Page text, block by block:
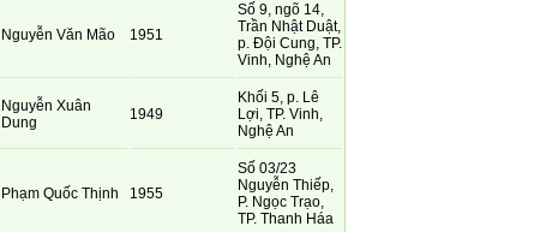
Nguyễn Văn Mão 1951
Số 9, ngõ 14,
Trần Nhật Duật,
p. Đội Cung, TP.
Vinh, Nghệ An
Nguyễn Xuân
Dung
1949
Khối 5, p. Lê
Lợi, TP. Vinh,
Nghệ An
Phạm Quốc Thịnh 1955
Số 03/23
Nguyễn Thiếp,
P. Ngọc Trạo,
TP. Thanh Háa